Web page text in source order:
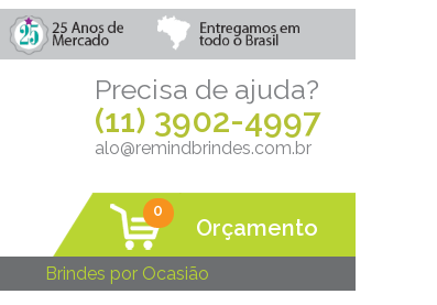
Precisa de ajuda?
(11) 3902-4997
alo@remindbrindes.com.br
0
Orçamento
Brindes por Ocasião